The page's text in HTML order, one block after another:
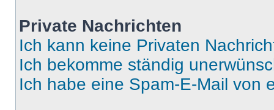
Private Nachrichten
Ich kann keine Privaten
Ich bekomme ständig
Ich habe eine Spam-E-Mail von